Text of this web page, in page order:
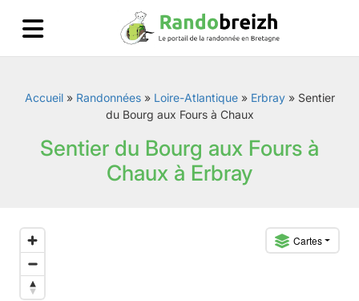
Accueil» Randonnées» Loire-Atlantique» Erbray» Sentier
du Bourg aux Fours à Chaux
Sentier du Bourg aux Fours à
Chaux à Erbray
Cartes